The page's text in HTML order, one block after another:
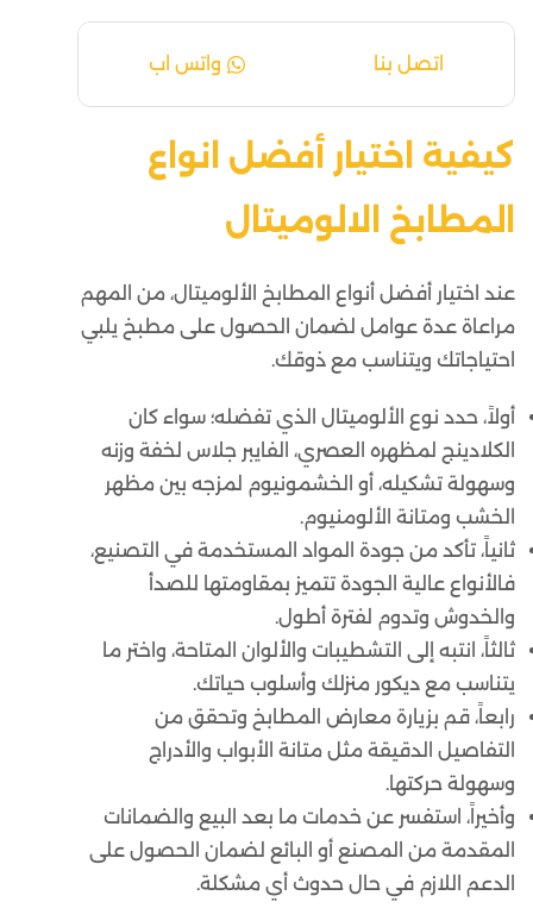
اتصل بنا واتس اب
كيفية اختيار أفضل انواع
المطابخ الالوميتال
عند اختيار أفضل أنواع المطابخ الألوميتال، من المهم
مراعاة عدة عوامل لضمان الحصول على مطبخ يلبي
احتياجاتك ويتناسب مع ذوقك.
أولاً، حدد نوع الألوميتال الذي تفضله؛ سواء كان
الكلادينج لمظهره العصري، الفايبر جلاس لخفة وزنه
وسهولة تشكيله، أو الخشمونيوم لمزجه بين مظهر
الخشب ومتانة الألومنيوم.
ثانياً، تأكد من جودة المواد المستخدمة في التصنيع،
فالأنواع عالية الجودة تتميز بمقاومتها للصدأ
والخدوش وتدوم لفترة أطول.
ثالثاً، انتبه إلى التشطيبات والألوان المتاحة، واختر ما
يتناسب مع ديكور منزلك وأسلوب حياتك.
رابعاً، قم بزيارة معارض المطابخ وتحقق من
التفاصيل الدقيقة مثل متانة الأبواب والأدراج
وسهولة حركتها.
وأخيراً، استفسر عن خدمات ما بعد البيع والضمانات
المقدمة من المصنع أو البائع لضمان الحصول على
الدعم اللازم في حال حدوث أي مشكلة.